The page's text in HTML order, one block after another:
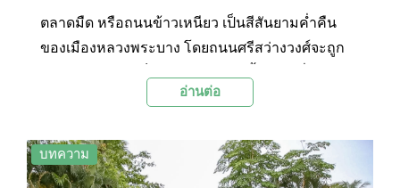
ตลาดมืด หรือถนนข้าวเหนียว เป็นสีสันยามค่ำคืน
ของเมืองหลวงพระบาง โดยถนนศรีสว่างวงศ์จะถูก
บ้านหลวงพระบาง หรือชนกลุ่มน้อยชาวม้ง ต่างพา
เลือกซื้อ ไม่ว่าจะเป็น เครื่องเงิน ผ้าลายพื้นเมือง และ
ของที่ระลึกจากหลวงพระบาง นับเป็นตลาดแห่งการ
อ่านต่อ
บทความ